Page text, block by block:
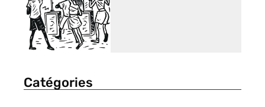
Catégories